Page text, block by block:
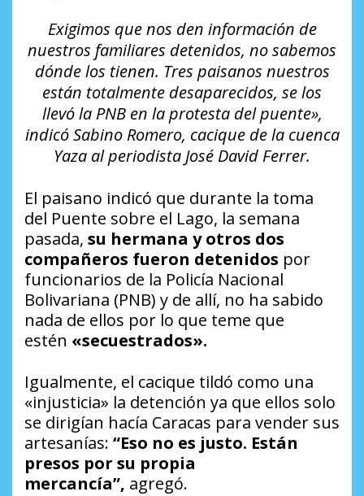
Exigimos que nos den información de
nuestros familiares detenidos, no sabemos
dónde los tienen. Tres paisanos nuestros
están totalmente desaparecidos, se los
llevó la PNB en la protesta del puente»,
indicó Sabino Romero, cacique de la cuenca
Yaza al periodista José David Ferrer.
El paisano indicó que durante la toma
del Puente sobre el Lago, la semana
pasada, su hermana y otros dos
compañeros fueron detenidos por
funcionarios de la Policía Nacional
Bolivariana (PNB) y de allí, no ha sabido
nada de ellos por lo que teme que
estén «secuestrados».
Igualmente, el cacique tildó como una
«injusticia» la detención ya que ellos solo
se dirigían hacía Caracas para vender sus
artesanías: “Eso no es justo. Están
presos por su propia
mercancía”, agregó.